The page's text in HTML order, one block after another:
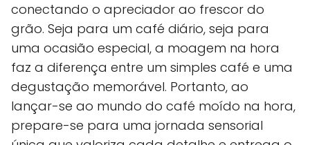
conectando o apreciador ao frescor do
grão. Seja para um café diário, seja para
uma ocasião especial, a moagem na hora
faz a diferença entre um simples café e uma
degustação memorável. Portanto, ao
lançar-se ao mundo do café moído na hora,
prepare-se para uma jornada sensorial